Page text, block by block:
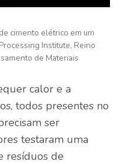
cimento elétrico em um
Institute, Reino
de Materiais
calor e a
todos presentes no
ser
testaram uma
resíduos de